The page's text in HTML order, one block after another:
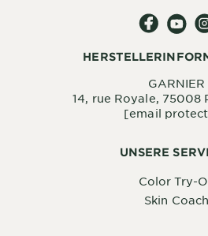
UNSERE
Color Try-
Skin Coach
GARNIER
14, rue Royale, 75008
[email